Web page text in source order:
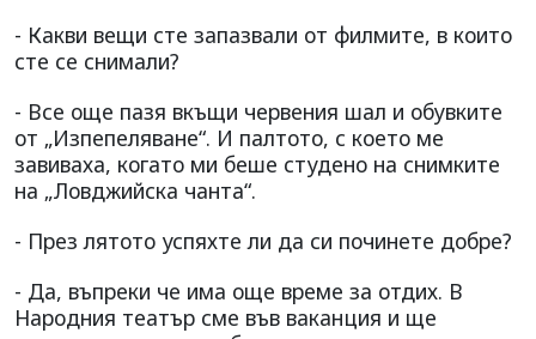
- Какви вещи сте запазвали от филмите, в които
сте се снимали?
- Все още пазя вкъщи червения шал и обувките
от „Изпепеляване“. И палтото, с което ме
завиваха, когато ми беше студено на снимките
на „Ловджийска чанта“.
- През лятото успяхте ли да си починете добре?
- Да, въпреки че има още време за отдих. В
Народния театър сме във ваканция и ще